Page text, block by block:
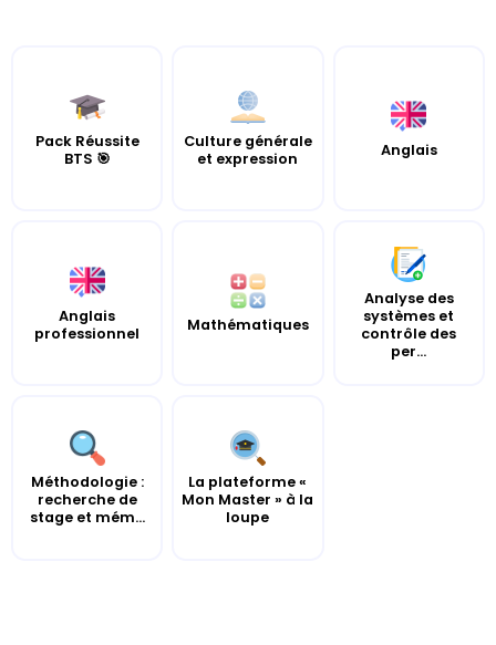
Pack Réussite
BTS 🎯
Culture générale
et expression
Anglais
Anglais
professionnel
Mathématiques
Analyse des
systèmes et
contrôle des
per...
Méthodologie :
recherche de
stage et mém...
La plateforme «
Mon Master » à la
loupe